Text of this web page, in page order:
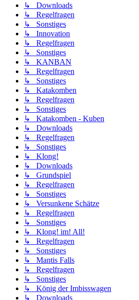
↳ Downloads
↳ Regelfragen
↳ Sonstiges
↳ Innovation
↳ Regelfragen
↳ Sonstiges
↳ KANBAN
↳ Regelfragen
↳ Sonstiges
↳ Katakomben
↳ Regelfragen
↳ Sonstiges
↳ Katakomben - Kuben
↳ Downloads
↳ Regelfragen
↳ Sonstiges
↳ Klong!
↳ Downloads
↳ Grundspiel
↳ Regelfragen
↳ Sonstiges
↳ Versunkene Schätze
↳ Regelfragen
↳ Sonstiges
↳ Klong! im! All!
↳ Regelfragen
↳ Sonstiges
↳ Mantis Falls
↳ Regelfragen
↳ Sonstiges
↳ König der Imbisswagen
↳ Downloads